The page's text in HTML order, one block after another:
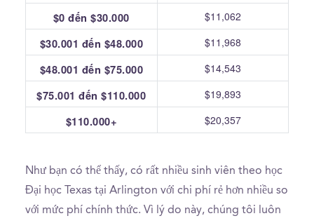
$0 đến $30.000
$11,062
$30.001 đến $48.000 $11,968
$48.001 đến $75.000 $14,543
$75.001 đến $110.000 $19,893
$110.000+ $20,357
Như bạn có thể thấy, có rất nhiều sinh viên theo học
Đại học Texas tại Arlington với chi phí rẻ hơn nhiều so
với mức phí chính thức. Vì lý do này, chúng tôi luôn